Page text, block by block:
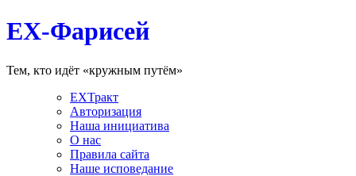
EX-Фарисей
Тем, кто идёт «кружным путём»
EXТракт
Авторизация
Наша инициатива
О нас
Правила сайта
Наше исповедание